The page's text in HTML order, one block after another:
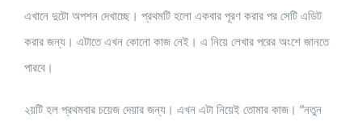
এখানে দুটো অপশন দেখাচ্ছে। প্রথমটি হলো একবার পূরণ করার পর সেটি এডিট
করার জন্য। এটাতে এখন কোনো কাজ নেই। এ নিয়ে লেখার পরের অংশে জানতে
পারবে।
২য়টি হল প্রথমবার চয়েজ দেয়ার জন্য। এখন এটা নিয়েই তোমার কাজ। “নতুন